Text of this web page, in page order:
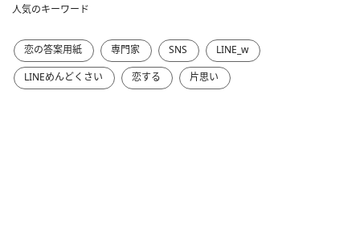
人気のキーワード
恋の答案用紙 専門家 SNS
LINE_w
LINEめんどくさい
恋する 片思い